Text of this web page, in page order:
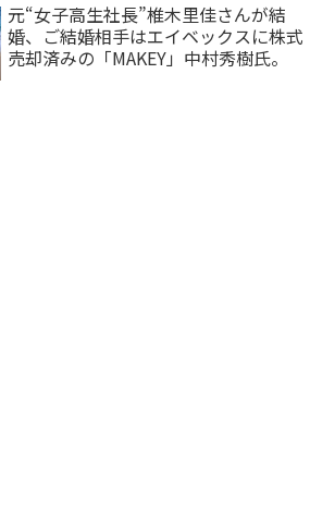
元“女子高生社長”椎木里佳さんが結
婚、ご結婚相手はエイベックスに株式
売却済みの「MAKEY」中村秀樹氏。